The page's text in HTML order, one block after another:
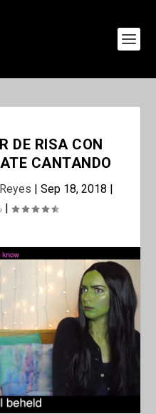
DE RISA CON
CANTANDO
| Sep 18, 2018 |
|